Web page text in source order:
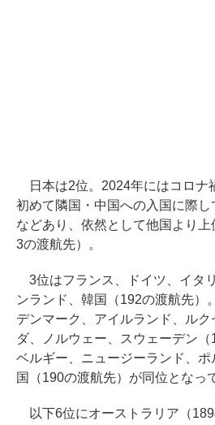
日本は2位。2024年にはコロナ
初めて隣国・中国への入国に際
などあり、依然として他国より
3の渡航先）。
3位はフランス、ドイツ、イタ
ンランド、韓国（192の渡航先）
デンマーク、アイルランド、ル
ダ、ノルウェー、スウェーデン
ベルギー、ニュージーランド、
国（190の渡航先）が同位となっ
以下6位にオーストラリア（